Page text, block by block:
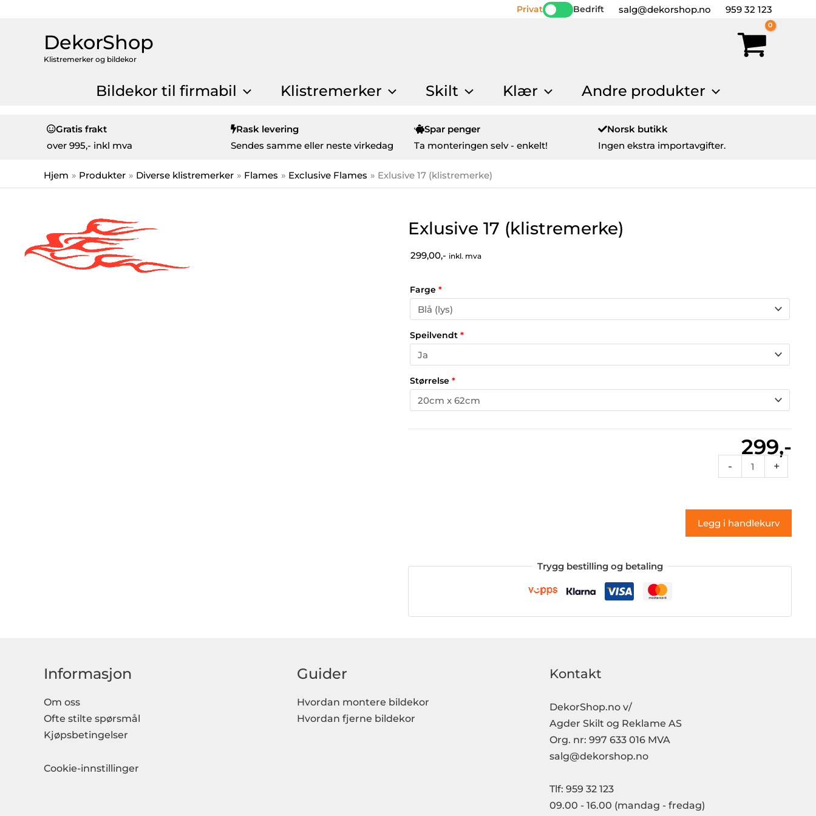
Privat Bedrift salg@dekorshop.no 959 32 123
DekorShop
Klistremerker og bildekor
Bildekor til firmabil Klistremerker Skilt Klær Andre produkter
Gratis frakt
over 995,- inkl mva
Rask levering
Sendes samme eller neste virkedag
Spar penger
Ta monteringen selv - enkelt!
Norsk butikk
Ingen ekstra importavgifter.
Hjem Produkter Diverse klistremerker Flames Exclusive Flames Exlusive 17 (klistremerke)
Exlusive 17 (klistremerke)
299,00,- inkl. mva
Farge *
Speilvendt *
Størrelse *
299,-
-
Exlusive
17
antall
+
Legg i handlekurv
Trygg bestilling og betaling
Informasjon
Om oss
Ofte stilte spørsmål
Kjøpsbetingelser
Cookie-innstillinger
Guider
Hvordan montere bildekor
Hvordan fjerne bildekor
Kontakt
DekorShop.no v/
Agder Skilt og Reklame AS
Org. nr: 997 633 016 MVA
salg@dekorshop.no
Tlf: 959 32 123
09.00 - 16.00 (mandag - fredag)